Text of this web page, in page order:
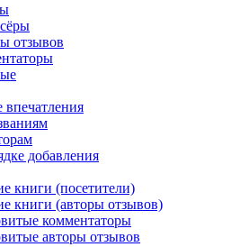
отзывов
добавления
книги (посетители)
книги (авторы отзывов)
комментаторы
авторы отзывов